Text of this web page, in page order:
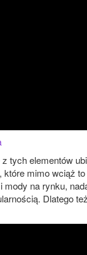
tych elementów
mimo wciąż to
mody na rynku,
Dlatego